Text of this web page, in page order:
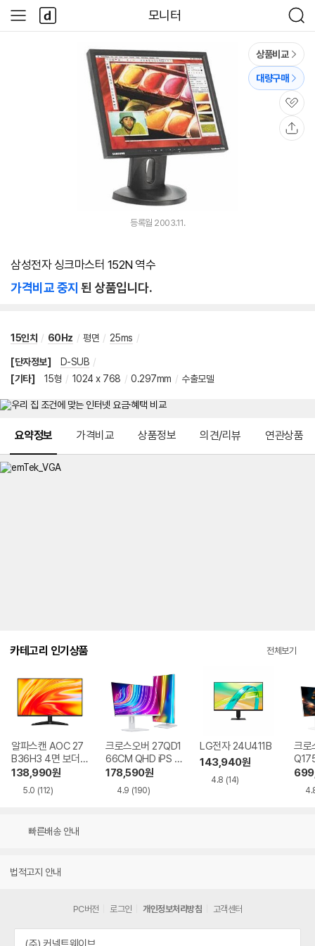
모니터
검
색
사
이
다
나
와
상품비교
대량구매
관
심
등록월 2003.11.
삼성전자 싱크마스터 152N 역수
가격비교 중지 된 상품입니다.
15인치 / 60Hz / 평면 / 25ms /
[단자정보] D-SUB /
[기타]
15형 / 1024 x 768 / 0.297mm / 수출모델
요약정보 가격비교 상품정보 의견/리뷰 연관상품
카테고리 인기상품 전체보기
알파스캔 AOC 27
B36H3 4면 보더리
스 IPS 120 시력보
호 무결점
138,990원
5.0 (112)
크로스오버 27QD1
66CM QHD iPS U
SB-C 화이트 Ai 멀
티스탠드
178,590원
4.9 (190)
LG전자 24U411B
143,940원
4.8 (14)
크로
Ai
빠른배송 안내
법적고지 안내
PC버전 로그인 개인정보처리방침 고객센터